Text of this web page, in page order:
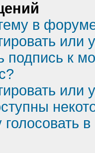
в
или
подпись к
или